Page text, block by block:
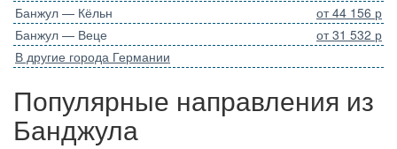
Банжул — Кёльн
от 44 156 р
Банжул — Веце
от 31 532 р
В другие города Германии
Популярные направления из
Банджула